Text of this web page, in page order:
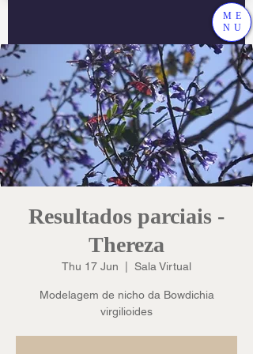
ME
NU
Resultados parciais -
Thereza
Thu 17 Jun Sala Virtual
Modelagem de nicho da Bowdichia
virgilioides